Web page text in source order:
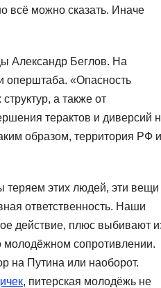
всё можно сказать. Иначе
Александр Беглов. На
оперштаба. «Опасность
а также от
терактов и диверсий
образом, территория РФ и
этих людей, эти вещи
ответственность. Наши
действие, плюс выбивают
сопротивлении.
на Путина или наоборот.
, питерская молодёжь не